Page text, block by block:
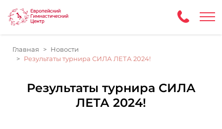
Главная
Новости
Результаты турнира СИЛА ЛЕТА 2024!
Результаты турнира СИЛА
ЛЕТА 2024!